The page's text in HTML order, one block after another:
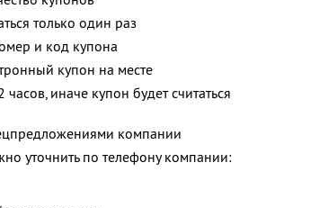
только один раз
и код купона
купон на месте
иначе купон будет считаться
компании
уточнить по телефону компании: